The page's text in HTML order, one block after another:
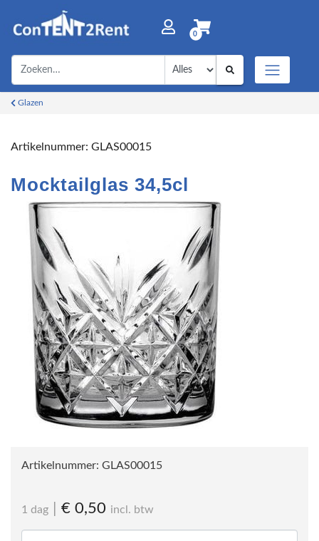
0
Glazen
Artikelnummer: GLAS00015
Mocktailglas 34,5cl
Artikelnummer: GLAS00015
1 dag € 0,50 incl. btw